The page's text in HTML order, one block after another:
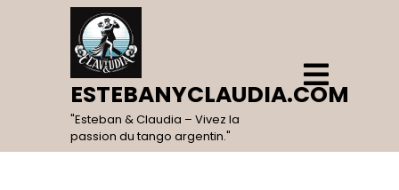
ESTEBANYCLAUDIA.COM
"Esteban & Claudia – Vivez la
passion du tango argentin."
Open
Menu